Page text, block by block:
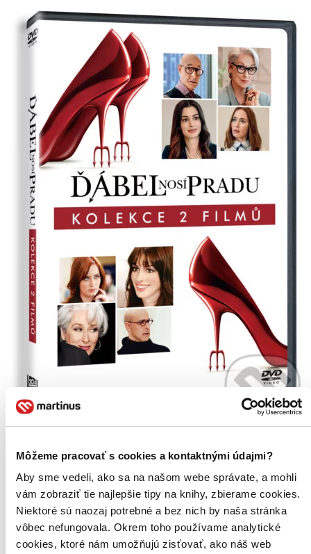
Môžeme pracovať s cookies a kontaktnými údajmi?
Aby sme vedeli, ako sa na našom webe správate, a mohli
vám zobraziť tie najlepšie tipy na knihy, zbierame cookies.
Niektoré sú naozaj potrebné a bez nich by naša stránka
vôbec nefungovala. Okrem toho používame analytické
cookies, ktoré nám umožňujú zisťovať, ako náš web
Novinka
CZ
2DVD
Anne Hathaway
B. J. Novak
Emily Blunt